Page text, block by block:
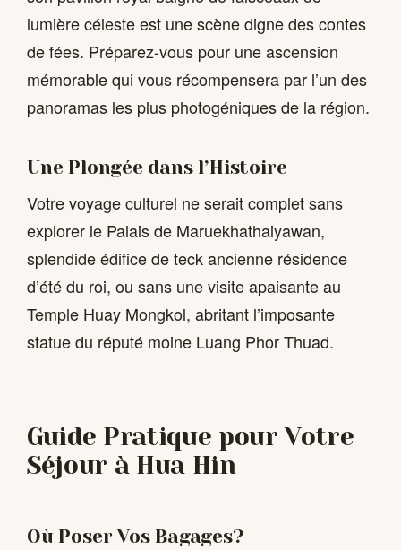
lumière céleste est une scène digne des contes
de fées. Préparez-vous pour une ascension
mémorable qui vous récompensera par l’un des
panoramas les plus photogéniques de la région.
Une Plongée dans l’Histoire
Votre voyage culturel ne serait complet sans
explorer le Palais de Maruekhathaiyawan,
splendide édifice de teck ancienne résidence
d’été du roi, ou sans une visite apaisante au
Temple Huay Mongkol, abritant l’imposante
statue du réputé moine Luang Phor Thuad.
Guide Pratique pour Votre
Séjour à Hua Hin
Où Poser Vos Bagages?